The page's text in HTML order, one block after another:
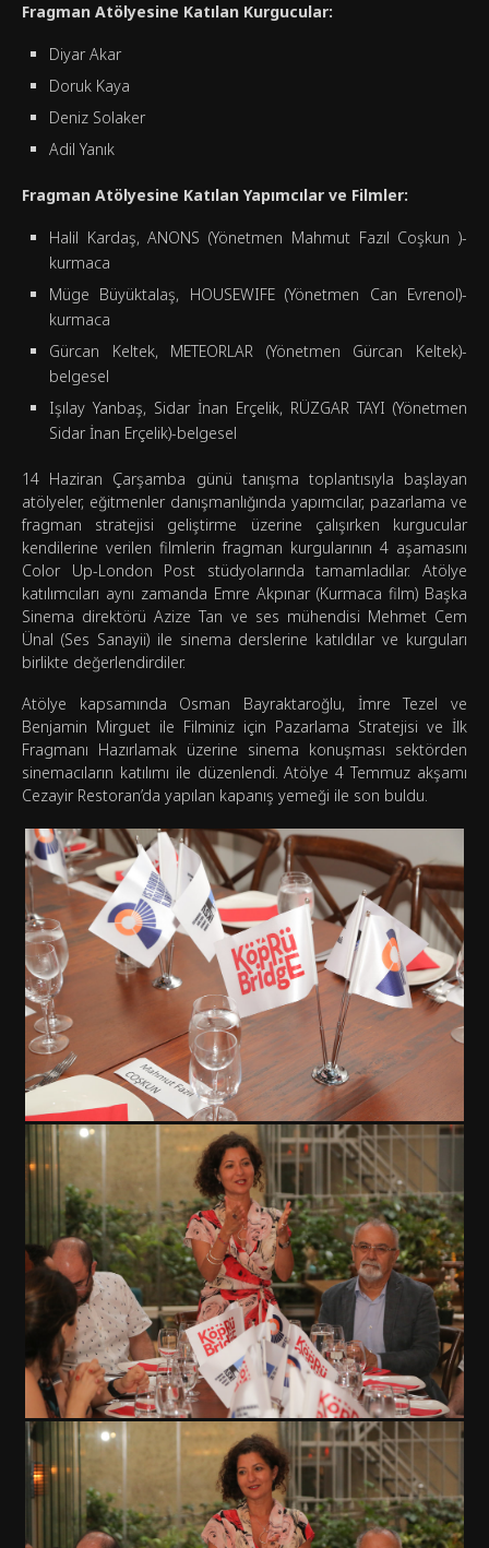
Fragman Atölyesine Katılan Kurgucular:
Diyar Akar
Doruk Kaya
Deniz Solaker
Adil Yanık
Fragman Atölyesine Katılan Yapımcılar ve Filmler:
Halil Kardaş, ANONS (Yönetmen Mahmut Fazıl Coşkun )-
kurmaca
Müge Büyüktalaş, HOUSEWIFE (Yönetmen Can Evrenol)-
kurmaca
Gürcan Keltek, METEORLAR (Yönetmen Gürcan Keltek)-
belgesel
Işılay Yanbaş, Sidar İnan Erçelik, RÜZGAR TAYI (Yönetmen
Sidar İnan Erçelik)-belgesel
14 Haziran Çarşamba günü tanışma toplantısıyla başlayan
atölyeler, eğitmenler danışmanlığında yapımcılar, pazarlama ve
fragman stratejisi geliştirme üzerine çalışırken kurgucular
kendilerine verilen filmlerin fragman kurgularının 4 aşamasını
Color Up-London Post stüdyolarında tamamladılar. Atölye
katılımcıları aynı zamanda Emre Akpınar (Kurmaca film) Başka
Sinema direktörü Azize Tan ve ses mühendisi Mehmet Cem
Ünal (Ses Sanayii) ile sinema derslerine katıldılar ve kurguları
birlikte değerlendirdiler.
Atölye kapsamında Osman Bayraktaroğlu, İmre Tezel ve
Benjamin Mirguet ile Filminiz için Pazarlama Stratejisi ve İlk
Fragmanı Hazırlamak üzerine sinema konuşması sektörden
sinemacıların katılımı ile düzenlendi. Atölye 4 Temmuz akşamı
Cezayir Restoran’da yapılan kapanış yemeği ile son buldu.